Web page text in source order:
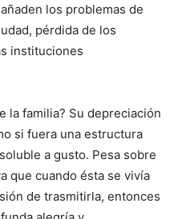
los problemas de
pérdida de los
instituciones
la familia? Su depreciación
si fuera una estructura
a gusto. Pesa sobre
que cuando ésta se vivía
de trasmitirla, entonces